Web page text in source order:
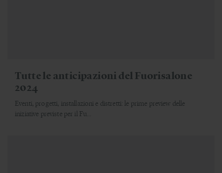
Tutte le anticipazioni del Fuorisalone
2024
Eventi, progetti, installazioni e distretti: le prime preview delle
iniziative previste per il Fu...